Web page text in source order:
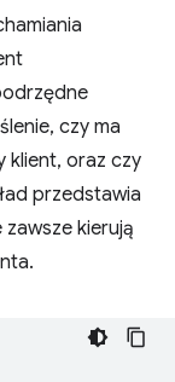
czy ma
klient, oraz czy
przedstawia
kierują